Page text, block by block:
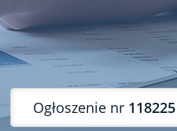
Ogłoszenie nr 118225